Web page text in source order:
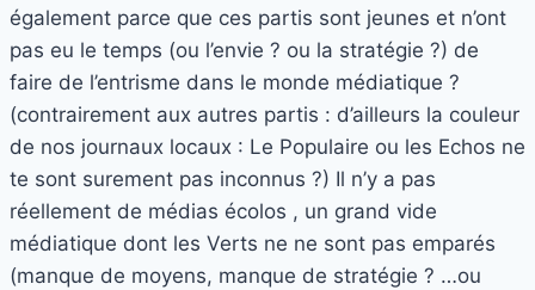
également parce que ces partis sont jeunes et n’ont
pas eu le temps (ou l’envie ? ou la stratégie ?) de
faire de l’entrisme dans le monde médiatique ?
(contrairement aux autres partis : d’ailleurs la couleur
de nos journaux locaux : Le Populaire ou les Echos ne
te sont surement pas inconnus ?) Il n’y a pas
réellement de médias écolos , un grand vide
médiatique dont les Verts ne ne sont pas emparés
(manque de moyens, manque de stratégie ? …ou